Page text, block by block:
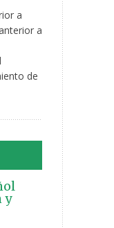
a
a
de
y